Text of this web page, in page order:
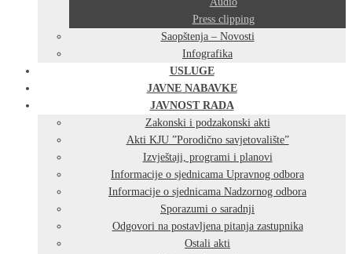
Press clipping
Saopštenja – Novosti
Infografika
USLUGE
JAVNE NABAVKE
JAVNOST RADA
Zakonski i podzakonski akti
Akti KJU ”Porodično savjetovalište”
Izvještaji, programi i planovi
Informacije o sjednicama Upravnog odbora
Informacije o sjednicama Nadzornog odbora
Sporazumi o saradnji
Odgovori na postavljena pitanja zastupnika
Ostali akti